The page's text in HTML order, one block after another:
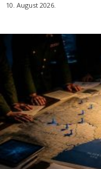
10. August 2026.